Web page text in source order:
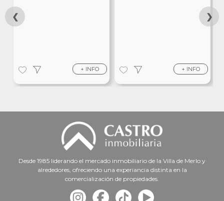
❮
+ INFO + INFO
❯
Desde 1985 liderando el mercado inmobiliario de la Villa de Merlo y
alrededores, ofreciendo una experiancia distinta en la
comercialización de propiedades.